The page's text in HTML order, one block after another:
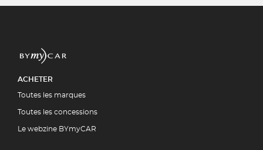
ACHETER
Toutes les marques
Toutes les concessions
Le webzine BYmyCAR